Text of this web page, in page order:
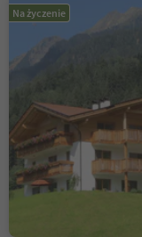
Na życzenie